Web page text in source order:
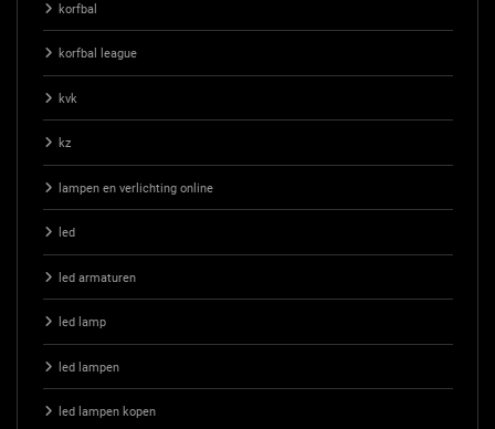
korfbal
korfbal league
kvk
kz
lampen en verlichting online
led
led armaturen
led lamp
led lampen
led lampen kopen